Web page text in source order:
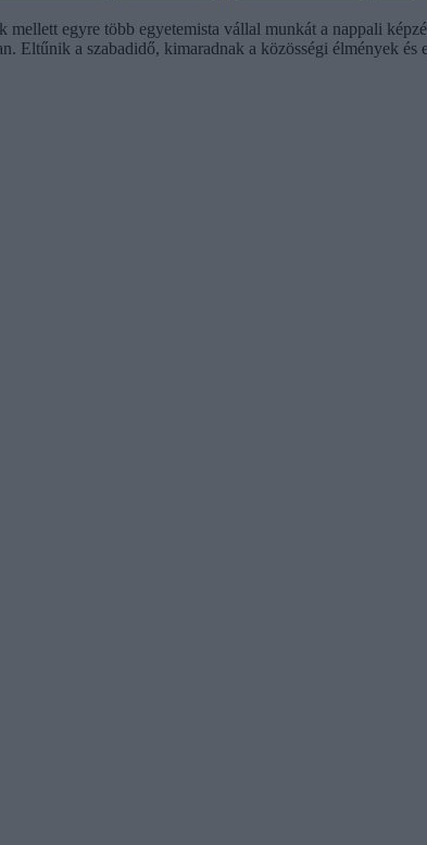
egyre több egyetemista vállal munkát a nappali
Eltűnik a szabadidő, kimaradnak a közösségi élmények és